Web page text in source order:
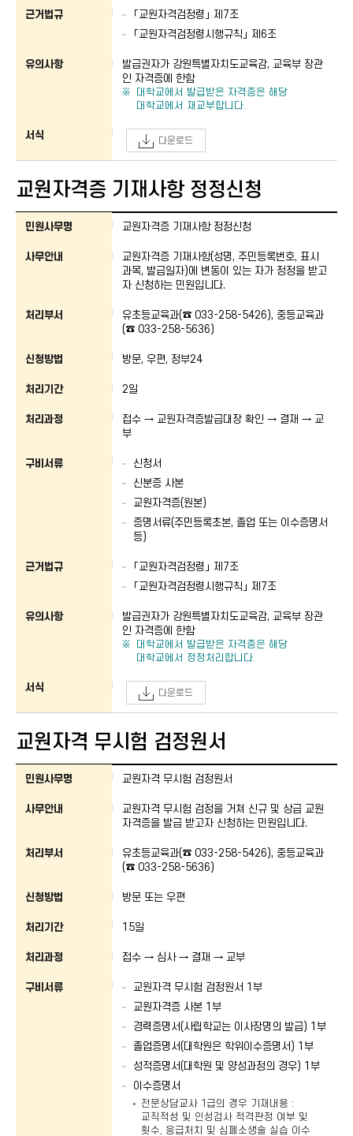
근거법규
「교원자격검정령」 제7조
「교원자격검정령시행규칙」 제6조
유의사항
발급권자가 강원특별자치도교육감, 교육부 장관
인 자격증에 한함
대학교에서 발급받은 자격증은 해당
대학교에서 재교부합니다.
서식 다운로드
교원자격증 기재사항 정정신청
교원자격증 기재사항 정정신청 : 민원사무명, 사무안내, 처리부서, 신청방법,
민원사무명 교원자격증 기재사항 정정신청
사무안내
교원자격증 기재사항(성명, 주민등록번호, 표시
과목, 발급일자)에 변동이 있는 자가 정정을 받고
자 신청하는 민원입니다.
처리부서
유초등교육과(☎ 033-258-5426), 중등교육과
(☎ 033-258-5636)
신청방법 방문, 우편, 정부24
처리기간 2일
처리과정
접수 → 교원자격증발급대장 확인 → 결재 → 교
부
구비서류
신청서
신분증 사본
교원자격증(원본)
증명서류(주민등록초본, 졸업 또는 이수증명서
등)
근거법규
「교원자격검정령」 제7조
「교원자격검정령시행규칙」 제7조
유의사항
발급권자가 강원특별자치도교육감, 교육부 장관
인 자격증에 한함
대학교에서 발급받은 자격증은 해당
대학교에서 정정처리합니다.
서식 다운로드
교원자격 무시험 검정원서
교원자격 무시험 검정원서 : 민원사무명, 사무안내, 처리부서, 신청방법, 처리
민원사무명 교원자격 무시험 검정원서
사무안내
교원자격 무시험 검정을 거쳐 신규 및 상급 교원
자격증을 발급 받고자 신청하는 민원입니다.
처리부서
유초등교육과(☎ 033-258-5426), 중등교육과
(☎ 033-258-5636)
신청방법 방문 또는 우편
처리기간 15일
처리과정 접수 → 심사 → 결재 → 교부
구비서류
교원자격 무시험 검정원서 1부
교원자격증 사본 1부
경력증명서(사립학교는 이사장명의 발급) 1부
졸업증명서(대학원은 학위이수증명서) 1부
성적증명서(대학원 및 양성과정의 경우) 1부
이수증명서
전문상담교사 1급의 경우 기재내용 :
교직적성 및 인성검사 적격판정 여부 및
횟수, 응급처치 및 심폐소생술 실습 이수